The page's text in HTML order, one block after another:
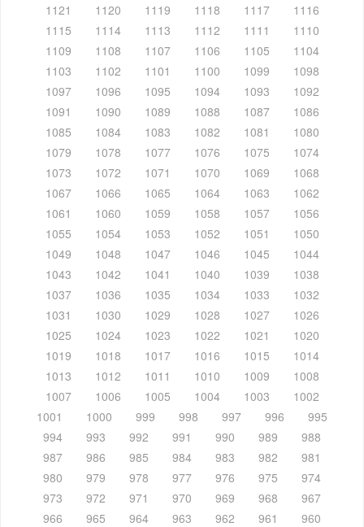
1121
1120 1119 1118 1117
1116
1115
1114 1113 1112 1111
1110
1109
1108 1107 1106 1105
1104
1103
1102 1101 1100 1099
1098
1097
1096 1095 1094 1093
1092
1091
1090 1089 1088 1087
1086
1085
1084 1083 1082 1081
1080
1079
1078 1077 1076 1075
1074
1073
1072 1071 1070 1069
1068
1067
1066 1065 1064 1063
1062
1061
1060 1059 1058 1057
1056
1055
1054 1053 1052 1051
1050
1049
1048 1047 1046 1045
1044
1043
1042 1041 1040 1039
1038
1037
1036 1035 1034 1033
1032
1031
1030 1029 1028 1027
1026
1025
1024 1023 1022 1021
1020
1019
1018 1017 1016 1015
1014
1013
1012 1011 1010 1009
1008
1007
1006 1005 1004 1003
1002
1001
1000 999 998 997 996
995
994
993 992 991 990 989
988
987
986 985 984 983 982
981
980
979 978 977 976 975
974
973
972 971 970 969 968
967
966
965 964 963 962 961
960